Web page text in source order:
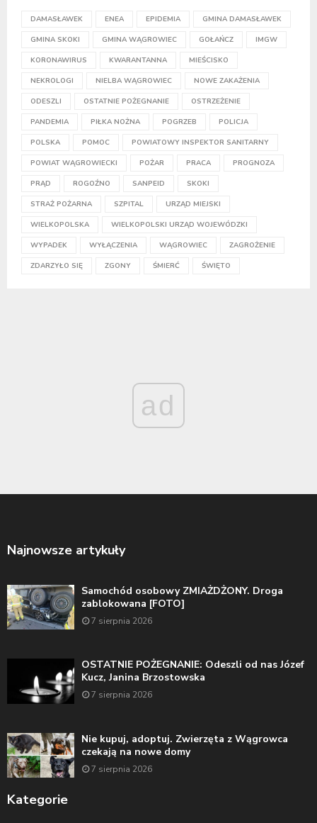
DAMASŁAWEK ENEA EPIDEMIA GMINA DAMASŁAWEK
GMINA SKOKI GMINA WĄGROWIEC GOŁAŃCZ IMGW
KORONAWIRUS KWARANTANNA MIEŚCISKO
NEKROLOGI NIELBA WĄGROWIEC NOWE ZAKAŻENIA
ODESZLI OSTATNIE POŻEGNANIE OSTRZEŻENIE
PANDEMIA PIŁKA NOŻNA POGRZEB POLICJA
POLSKA POMOC POWIATOWY INSPEKTOR SANITARNY
POWIAT WĄGROWIECKI POŻAR PRACA PROGNOZA
PRĄD ROGOŹNO SANPEID SKOKI
STRAŻ POŻARNA SZPITAL URZĄD MIEJSKI
WIELKOPOLSKA WIELKOPOLSKI URZĄD WOJEWÓDZKI
WYPADEK WYŁĄCZENIA WĄGROWIEC ZAGROŻENIE
ZDARZYŁO SIĘ ZGONY ŚMIERĆ ŚWIĘTO
ad
Najnowsze artykuły
Samochód osobowy ZMIAŻDŻONY. Droga
zablokowana [FOTO]
7 sierpnia 2026
OSTATNIE POŻEGNANIE: Odeszli od nas Józef
Kucz, Janina Brzostowska
7 sierpnia 2026
Nie kupuj, adoptuj. Zwierzęta z Wągrowca
czekają na nowe domy
7 sierpnia 2026
Kategorie